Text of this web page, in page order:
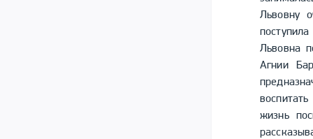
Львовну
Львовна
Агнии
жизнь